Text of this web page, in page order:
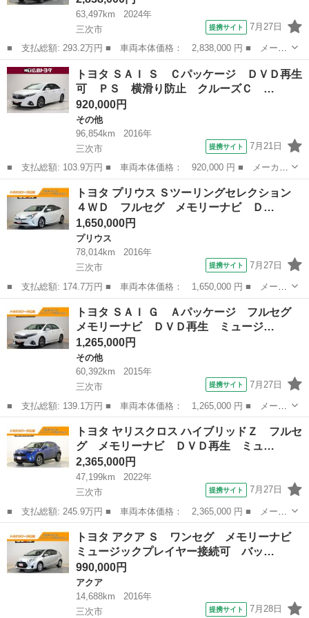
63,497km
2024年
三次市
提携サイト 7月27日
■ 支払総額: 293.2万円 ■ 車両本体価格： 2,838,000 円 ■ メーカ
ー名： トヨタ ■ 車種名： カローラクロス ■ グレード名： ハ
イブリッド Ｚ ４ＷＤ フルセグ メモリーナビ ミュージックプ
レイヤー...
広島 三次市 トヨタ
トヨタ ＳＡＩ Ｓ Ｃパッケージ ＤＶＤ再生
可 ＰＳ 横滑り防止 クルーズＣ …
920,000円
その他
96,854km
2016年
三次市
提携サイト 7月21日
■ 支払総額: 103.9万円 ■ 車両本体価格： 920,000 円 ■ メーカー
名： トヨタ ■ 車種名： ＳＡＩ ■ グレード名： Ｓ Ｃパッケ
ージ ＤＶＤ再生可 ＰＳ 横滑り防止 クルーズＣ パワーウイン
ドウ バッ...
三次市 その他
トヨタ プリウス Ｓツーリングセレクション
４ＷＤ フルセグ メモリーナビ Ｄ…
1,650,000円
プリウス
78,014km
2016年
三次市
提携サイト 7月27日
■ 支払総額: 174.7万円 ■ 車両本体価格： 1,650,000 円 ■ メーカ
ー名： トヨタ ■ 車種名： プリウス ■ グレード名： Ｓツーリ
ングセレクション ４ＷＤ フルセグ メモリーナビ ＤＶＤ再生
ミュージ...
三次市 プリウス
トヨタ ＳＡＩ Ｇ Ａパッケージ フルセグ
メモリーナビ ＤＶＤ再生 ミュージ…
1,265,000円
その他
60,392km
2015年
三次市
提携サイト 7月27日
■ 支払総額: 139.1万円 ■ 車両本体価格： 1,265,000 円 ■ メーカ
ー名： トヨタ ■ 車種名： ＳＡＩ ■ グレード名： Ｇ Ａパッ
ケージ フルセグ メモリーナビ ＤＶＤ再生 ミュージックプレイ
ヤー接続...
三次市 その他
トヨタ ヤリスクロス ハイブリッドＺ フルセ
グ メモリーナビ ＤＶＤ再生 ミュ…
2,365,000円
47,199km
2022年
三次市
提携サイト 7月27日
■ 支払総額: 245.9万円 ■ 車両本体価格： 2,365,000 円 ■ メーカ
ー名： トヨタ ■ 車種名： ヤリスクロス ■ グレード名： ハイ
ブリッドＺ フルセグ メモリーナビ ＤＶＤ再生 ミュージックプ
レイヤー...
三次市 トヨタ
トヨタ アクア Ｓ ワンセグ メモリーナビ
ミュージックプレイヤー接続可 バッ…
990,000円
アクア
14,688km
2016年
三次市
提携サイト 7月28日